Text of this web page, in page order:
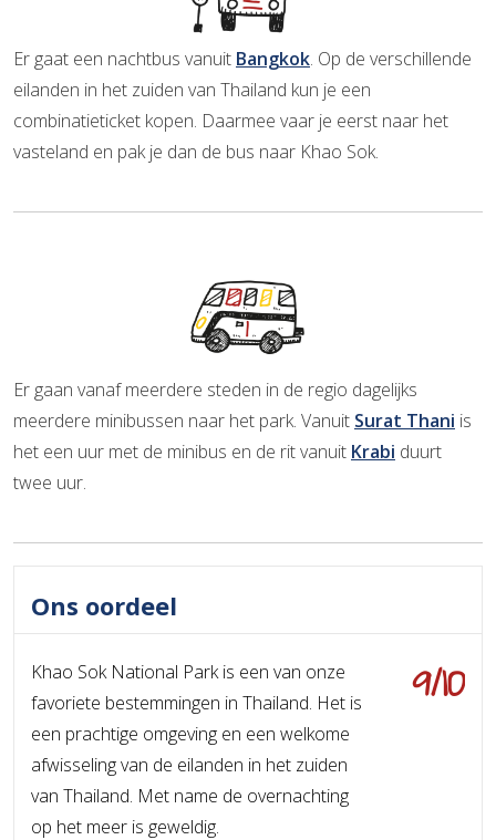
Er gaat een nachtbus vanuit Bangkok. Op de verschillende
eilanden in het zuiden van Thailand kun je een
combinatieticket kopen. Daarmee vaar je eerst naar het
vasteland en pak je dan de bus naar Khao Sok.
Er gaan vanaf meerdere steden in de regio dagelijks
meerdere minibussen naar het park. Vanuit Surat Thani is
het een uur met de minibus en de rit vanuit Krabi duurt
twee uur.
Ons oordeel
9/10
Khao Sok National Park is een van onze
favoriete bestemmingen in Thailand. Het is
een prachtige omgeving en een welkome
afwisseling van de eilanden in het zuiden
van Thailand. Met name de overnachting
op het meer is geweldig.